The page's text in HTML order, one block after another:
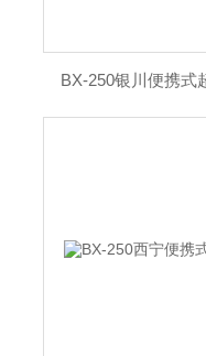
BX-250银川便携式